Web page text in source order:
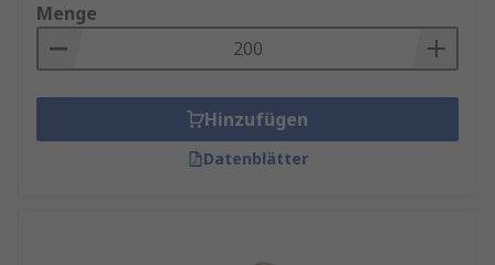
Menge
Hinzufügen
Datenblätter